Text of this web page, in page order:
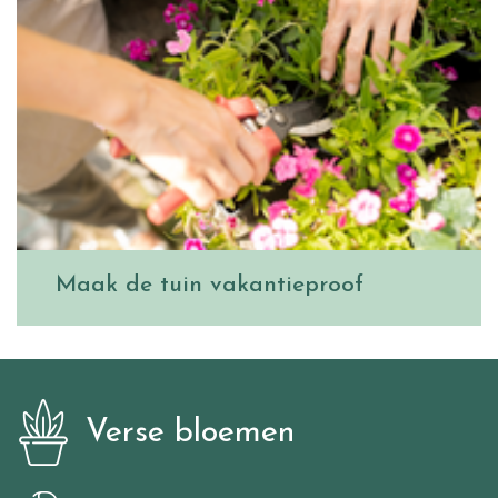
Maak de tuin vakantieproof
Verse bloemen